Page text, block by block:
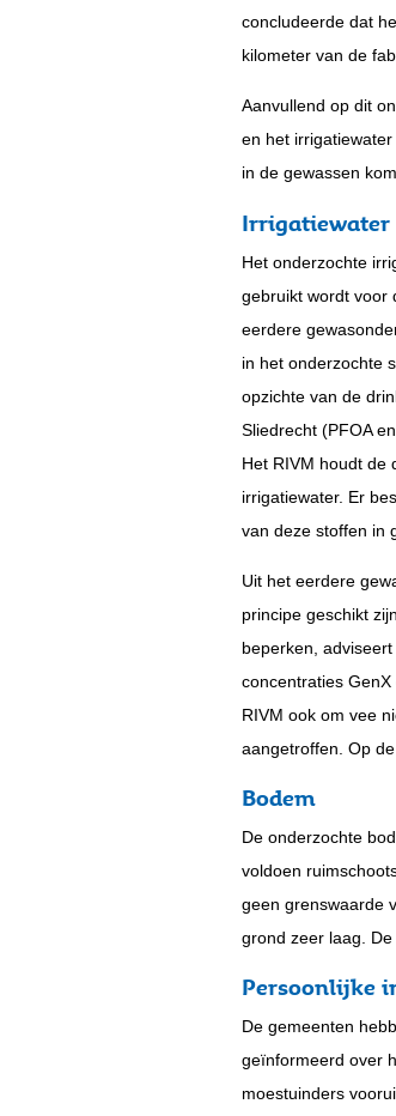
concludeerde dat
kilometer van de
Aanvullend op dit
en het
in de gewassen
Irrigatiewater
Het onderzochte
gebruikt wordt voor
eerdere
in het onderzochte
opzichte van de
Sliedrecht (PFOA
Het RIVM houdt de
irrigatiewater. Er
van deze stoffen in
Uit het eerdere
principe geschikt
beperken,
concentraties
RIVM ook om vee
aangetroffen. Op
Bodem
De onderzochte
voldoen
geen grenswaarde
grond zeer laag.
Persoonlijke
De gemeenten
geïnformeerd over
moestuinders